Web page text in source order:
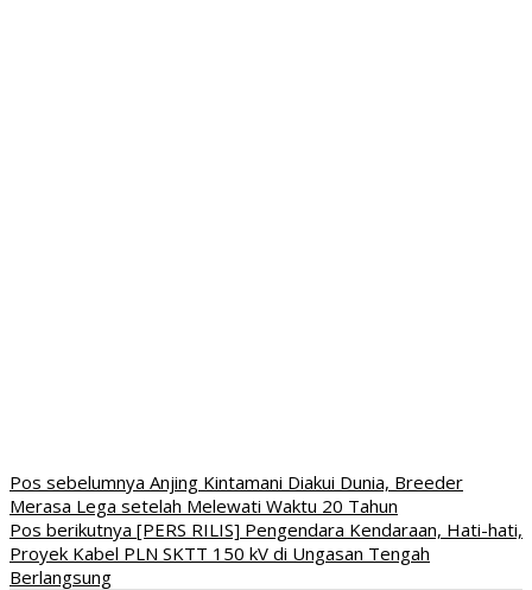
Navigasi
pos
Pos sebelumnya Anjing Kintamani Diakui Dunia, Breeder
Merasa Lega setelah Melewati Waktu 20 Tahun
Pos berikutnya [PERS RILIS] Pengendara Kendaraan, Hati-hati,
Proyek Kabel PLN SKTT 150 kV di Ungasan Tengah
Berlangsung